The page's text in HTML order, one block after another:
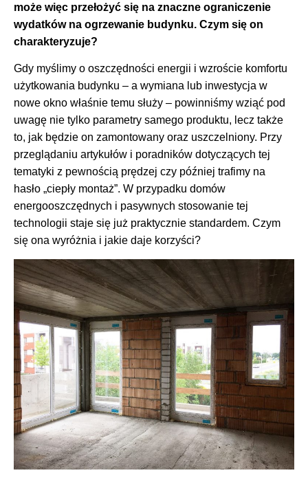
może więc przełożyć się na znaczne ograniczenie
wydatków na ogrzewanie budynku. Czym się on
charakteryzuje?
Gdy myślimy o oszczędności energii i wzroście komfortu
użytkowania budynku – a wymiana lub inwestycja w
nowe okno właśnie temu służy – powinniśmy wziąć pod
uwagę nie tylko parametry samego produktu, lecz także
to, jak będzie on zamontowany oraz uszczelniony. Przy
przeglądaniu artykułów i poradników dotyczących tej
tematyki z pewnością prędzej czy później trafimy na
hasło „ciepły montaż”. W przypadku domów
energooszczędnych i pasywnych stosowanie tej
technologii staje się już praktycznie standardem. Czym
się ona wyróżnia i jakie daje korzyści?